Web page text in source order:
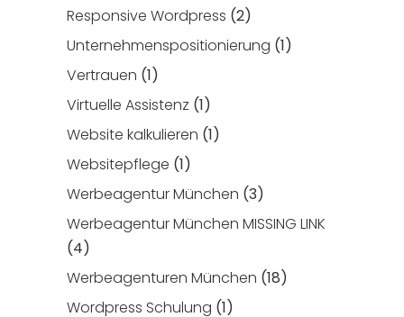
Responsive Wordpress (2)
Unternehmenspositionierung (1)
Vertrauen (1)
Virtuelle Assistenz (1)
Website kalkulieren (1)
Websitepflege (1)
Werbeagentur München (3)
Werbeagentur München MISSING LINK
(4)
Werbeagenturen München (18)
Wordpress Schulung (1)